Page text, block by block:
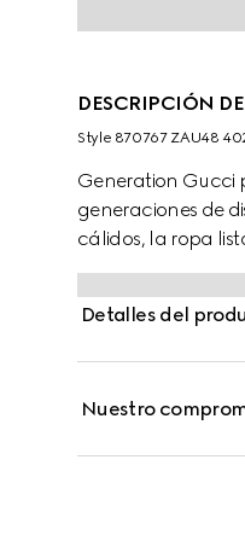
DESCRIPCIÓN
Style ‎870767 ZAU48
Generation Gucci
generaciones de
cálidos, la ropa
Confeccionada
superficie.
Detalles del
Nuestro